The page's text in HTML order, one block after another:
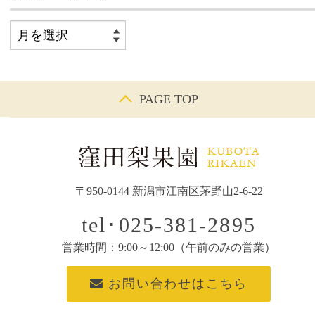
PAGE TOP
〒950-0144 新潟市江南区茅野山2-6-22
tel･025-381-2895
営業時間：9:00～12:00（午前のみの営業）
お問い合わせはこちら